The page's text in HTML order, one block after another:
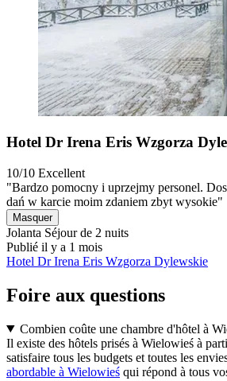
Hotel Dr Irena Eris Wzgorza
10/10 Excellent
"Bardzo pomocny i uprzejmy personel.
dań w karcie moim zdaniem zbyt wysokie"
Masquer
Jolanta Séjour de 2 nuits
Publié il y a 1 mois
Hotel Dr Irena Eris Wzgorza Dylewskie
Foire aux questions
Combien coûte une chambre d'hôtel à
Il existe des hôtels prisés à Wielowieś à
satisfaire tous les budgets et toutes les
abordable à Wielowieś qui répond à tous